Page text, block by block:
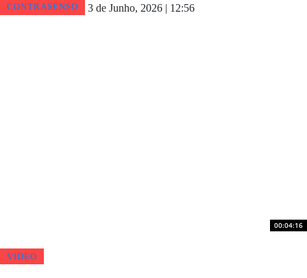
CONTRASENSO 3 de Junho, 2026 | 12:56
00:04:16
VIDEO